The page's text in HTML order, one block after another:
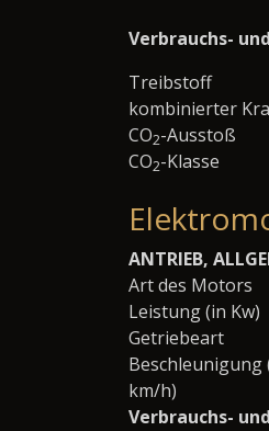
Verbrauchs-
Treibstoff
kombinierter
CO2-Ausstoß
CO2-Klasse
ANTRIEB,
Art des Motors
Leistung (in Kw)
Getriebeart
Beschleunigung
km/h)
Verbrauchs-